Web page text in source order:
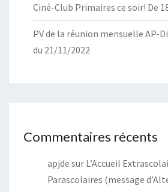
Ciné-Club Primaires ce soir! De
PV de la réunion mensuelle AP-
du 21/11/2022
Commentaires récents
apjde sur L’Accueil
Parascolaires (message